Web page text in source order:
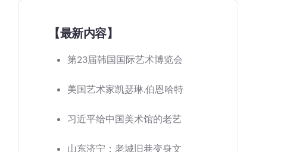
【最新内容】
第23届韩国国际艺术博览会
美国艺术家凯瑟琳.伯恩哈特
习近平给中国美术馆的老艺
山东济宁：老城旧巷变身文